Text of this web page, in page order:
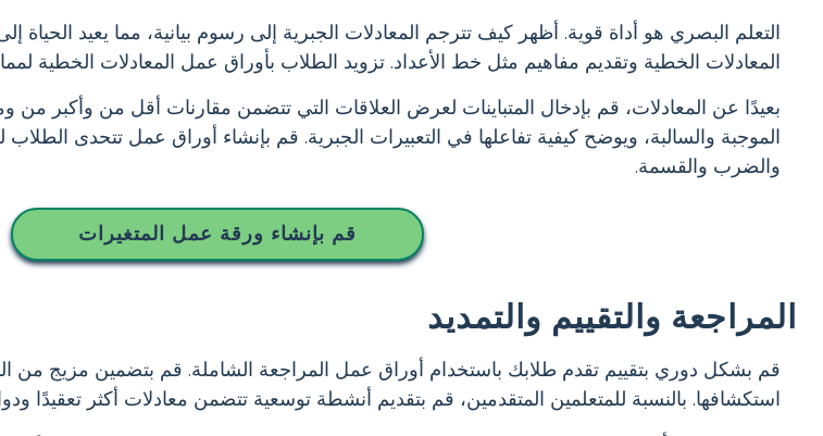
التعلم البصري هو أداة قوية. أظهر كيف تترجم المعادلات الجبرية إلى رسوم بيانية، مما يعيد الحياة
المعادلات الخطية وتقديم مفاهيم مثل خط الأعداد. تزويد الطلاب بأوراق عمل المعادلات الخطية
بعيدًا عن المعادلات، قم بإدخال المتباينات لعرض العلاقات التي تتضمن مقارنات أقل من وأكبر
الموجبة والسالبة، ويوضح كيفية تفاعلها في التعبيرات الجبرية. قم بإنشاء أوراق عمل تتحدى
والضرب والقسمة.
قم بإنشاء ورقة عمل المتغيرات
المراجعة والتقييم والتمديد
قم بشكل دوري بتقييم تقدم طلابك باستخدام أوراق عمل المراجعة الشاملة. قم بتضمين مزيج من
استكشافها. بالنسبة للمتعلمين المتقدمين، قم بتقديم أنشطة توسعية تتضمن معادلات أكثر تعقيدًا